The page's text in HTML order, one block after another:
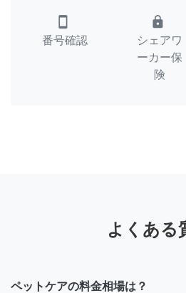
smartphone
番号確認
lock
シェアワ
ーカー保
険
よくある
ペットケアの料金相場は？